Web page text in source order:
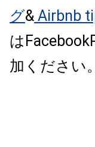
グ& Airbnb
は
加ください。